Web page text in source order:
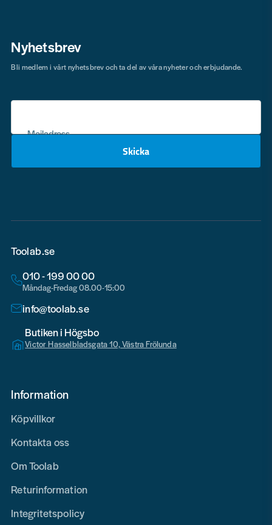
Nyhetsbrev
Mejladress
Skicka
Bli medlem i vårt nyhetsbrev och ta del av våra nyheter och erbjudande.
Toolab.se
010 - 199 00 00
Måndag-Fredag 08.00-15:00
info@toolab.se
Butiken i Högsbo
Victor Hasselbladsgata 10, Västra Frölunda
Information
Köpvillkor
Kontakta oss
Om Toolab
Returinformation
Integritetspolicy